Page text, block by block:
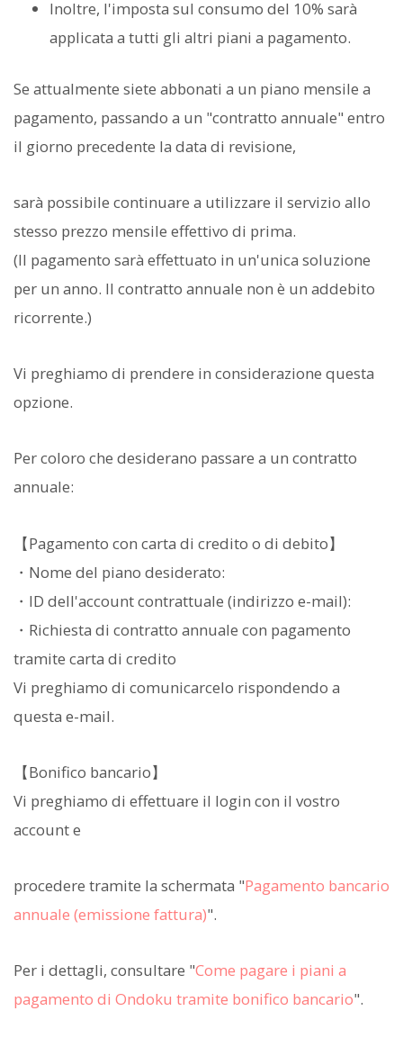
Inoltre, l'imposta sul consumo del 10% sarà
applicata a tutti gli altri piani a pagamento.
Se attualmente siete abbonati a un piano mensile a
pagamento, passando a un "contratto annuale" entro
il giorno precedente la data di revisione,
sarà possibile continuare a utilizzare il servizio allo
stesso prezzo mensile effettivo di prima.
(Il pagamento sarà effettuato in un'unica soluzione
per un anno. Il contratto annuale non è un addebito
ricorrente.)
Vi preghiamo di prendere in considerazione questa
opzione.
Per coloro che desiderano passare a un contratto
annuale:
【Pagamento con carta di credito o di debito】
・Nome del piano desiderato:
・ID dell'account contrattuale (indirizzo e-mail):
・Richiesta di contratto annuale con pagamento
tramite carta di credito
Vi preghiamo di comunicarcelo rispondendo a
questa e-mail.
【Bonifico bancario】
Vi preghiamo di effettuare il login con il vostro
account e
procedere tramite la schermata "Pagamento bancario
annuale (emissione fattura)".
Per i dettagli, consultare "Come pagare i piani a
pagamento di Ondoku tramite bonifico bancario".